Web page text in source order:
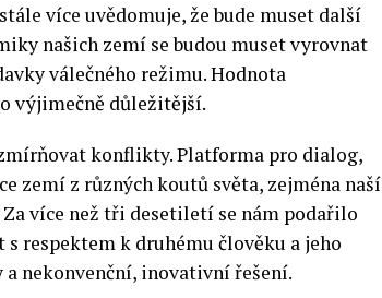
více uvědomuje, že bude muset další
našich zemí se budou muset vyrovnat
válečného režimu. Hodnota
výjimečně důležitější.
konflikty. Platforma pro dialog,
zemí z různých koutů světa, zejména naší
více než tři desetiletí se nám podařilo
respektem k druhému člověku a jeho
nekonvenční, inovativní řešení.